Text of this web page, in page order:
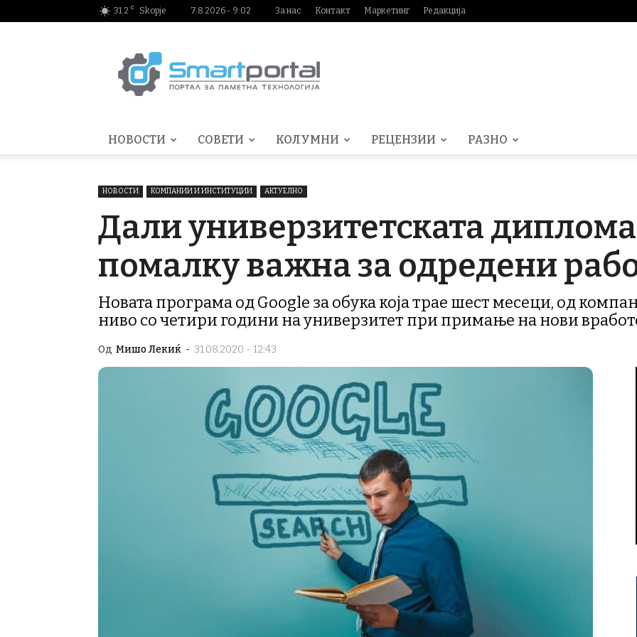
31.2 C Skopje 7.8.2026 - 9:02 За нас Контакт Маркетинг Редакција
НОВОСТИ СОВЕТИ КОЛУМНИ РЕЦЕНЗИИ РАЗНО
НОВОСТИ КОМПАНИИ И ИНСТИТУЦИИ АКТУЕЛНО
Дали универзитетската диплома
помалку важна за одредени
Новата програма од Google за обука која трае шест месеци, од
ниво со четири години на универзитет при примање на нови
Од Мишо Лекиќ - 31.08.2020 - 12:43